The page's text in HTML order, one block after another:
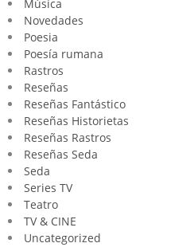
Música
Novedades
Poesia
Poesía rumana
Rastros
Reseñas
Reseñas Fantástico
Reseñas Historietas
Reseñas Rastros
Reseñas Seda
Seda
Series TV
Teatro
TV & CINE
Uncategorized